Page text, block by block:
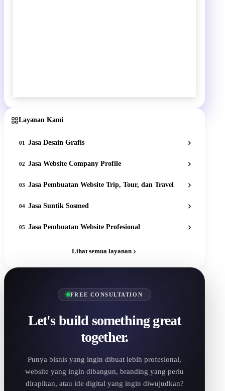
Layanan Kami
01 Jasa Desain Grafis
02 Jasa Website Company Profile
03 Jasa Pembuatan Website Trip, Tour, dan Travel
04 Jasa Suntik Sosmed
05 Jasa Pembuatan Website Profesional
Lihat semua layanan
FREE CONSULTATION
Let's build something great
together.
Punya bisnis yang ingin dibuat lebih profesional,
website yang ingin dibangun, branding yang perlu
dirapikan, atau ide digital yang ingin diwujudkan?